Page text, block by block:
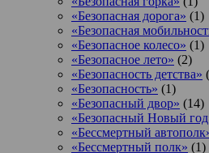
«Безопасная дорога» (1)
«Безопасная
«Безопасное колесо» (1)
«Безопасное лето» (2)
«Безопасность детства»
«Безопасность» (1)
«Безопасный двор» (14)
«Безопасный Новый
«Бессмертный
«Бессмертный полк» (1)